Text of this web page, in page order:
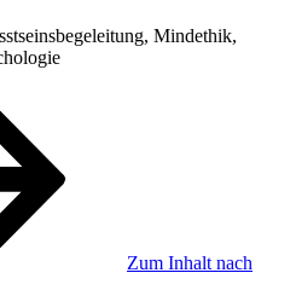
Mindethik,
Zum Inhalt nach